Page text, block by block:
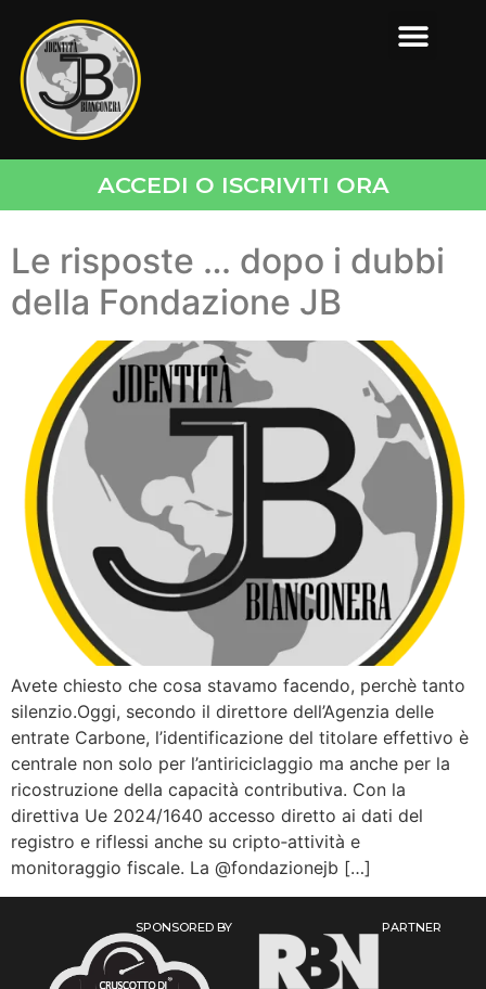
ACCEDI O ISCRIVITI ORA
Le risposte … dopo i dubbi
della Fondazione JB
Avete chiesto che cosa stavamo facendo, perchè tanto
silenzio.Oggi, secondo il direttore dell’Agenzia delle
entrate Carbone, l’identificazione del titolare effettivo è
centrale non solo per l’antiriciclaggio ma anche per la
ricostruzione della capacità contributiva. Con la
direttiva Ue 2024/1640 accesso diretto ai dati del
registro e riflessi anche su cripto‑attività e
monitoraggio fiscale. La @fondazionejb […]
SPONSORED BY PARTNER